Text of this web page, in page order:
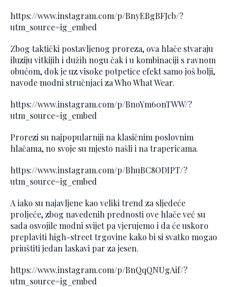
https://www.instagram.com/p/BnyEBgBFJcb/?
utm_source=ig_embed
Zbog taktički postavljenog proreza, ova hlače stvaraju
iluziju vitkijih i dužih nogu čak i u kombinaciji s ravnom
obućom, dok je uz visoke potpetice efekt samo još bolji,
navode modni stručnjaci za Who What Wear.
https://www.instagram.com/p/BnoYm60nTWW/?
utm_source=ig_embed
Prorezi su najpopularniji na klasičnim poslovnim
hlačama, no svoje su mjesto našli i na trapericama.
https://www.instagram.com/p/BhuBC8ODIPT/?
utm_source=ig_embed
A iako su najavljene kao veliki trend za sljedeće
proljeće, zbog navedenih prednosti ove hlače već su
sada osvojile modni svijet pa vjerujemo i da će uskoro
preplaviti high-street trgovine kako bi si svatko mogao
priuštiti jedan laskavi par za jesen.
https://www.instagram.com/p/BnQqQNUgAif/?
utm_source=ig_embed